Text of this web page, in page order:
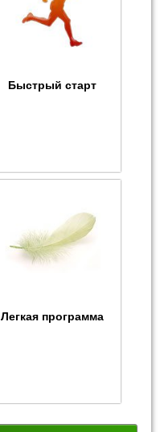
Быстрый старт
Легкая программа